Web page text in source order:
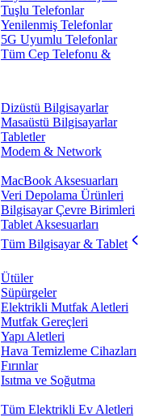
Tuşlu Telefonlar
Yenilenmiş Telefonlar
5G Uyumlu Telefonlar
Tüm Cep Telefonu &
Dizüstü Bilgisayarlar
Masaüstü Bilgisayarlar
Tabletler
Modem & Network
MacBook Aksesuarları
Veri Depolama Ürünleri
Bilgisayar Çevre Birimleri
Tablet Aksesuarları
Tüm Bilgisayar & Tablet
Ütüler
Süpürgeler
Elektrikli Mutfak Aletleri
Mutfak Gereçleri
Yapı Aletleri
Hava Temizleme Cihazları
Fırınlar
Isıtma ve Soğutma
Tüm Elektrikli Ev Aletleri